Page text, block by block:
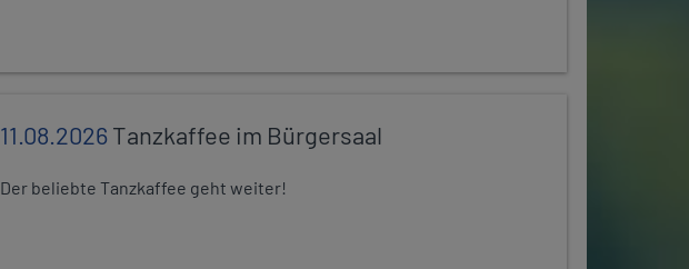
11.08.2026Tanzkaffee im Bürgersaal
Der beliebte Tanzkaffee geht weiter!